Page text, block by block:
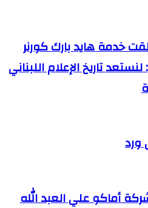
خدمة هايد بارك كورنر
تاريخ الإعلام اللبناني
ورد
أماكو علي العبد الله